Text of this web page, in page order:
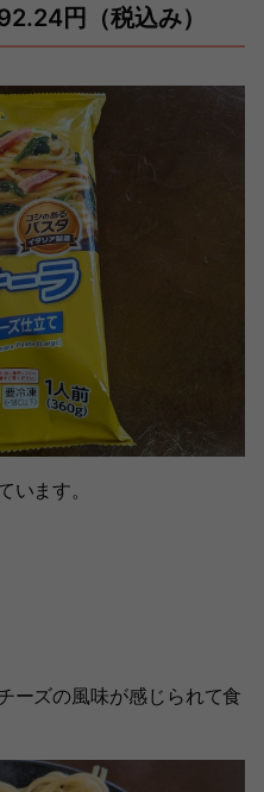
円（税込み）
います。
ーズの風味が感じられて食